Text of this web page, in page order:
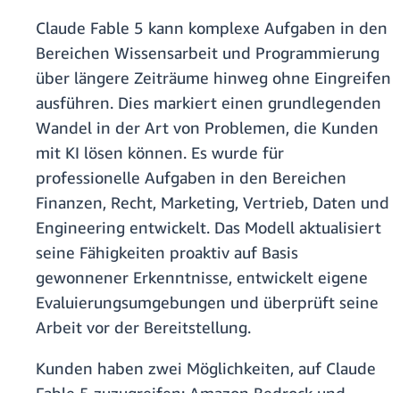
Claude Fable 5 kann komplexe Aufgaben in den
Bereichen Wissensarbeit und Programmierung
über längere Zeiträume hinweg ohne Eingreifen
ausführen. Dies markiert einen grundlegenden
Wandel in der Art von Problemen, die Kunden
mit KI lösen können. Es wurde für
professionelle Aufgaben in den Bereichen
Finanzen, Recht, Marketing, Vertrieb, Daten und
Engineering entwickelt. Das Modell aktualisiert
seine Fähigkeiten proaktiv auf Basis
gewonnener Erkenntnisse, entwickelt eigene
Evaluierungsumgebungen und überprüft seine
Arbeit vor der Bereitstellung.
Kunden haben zwei Möglichkeiten, auf Claude